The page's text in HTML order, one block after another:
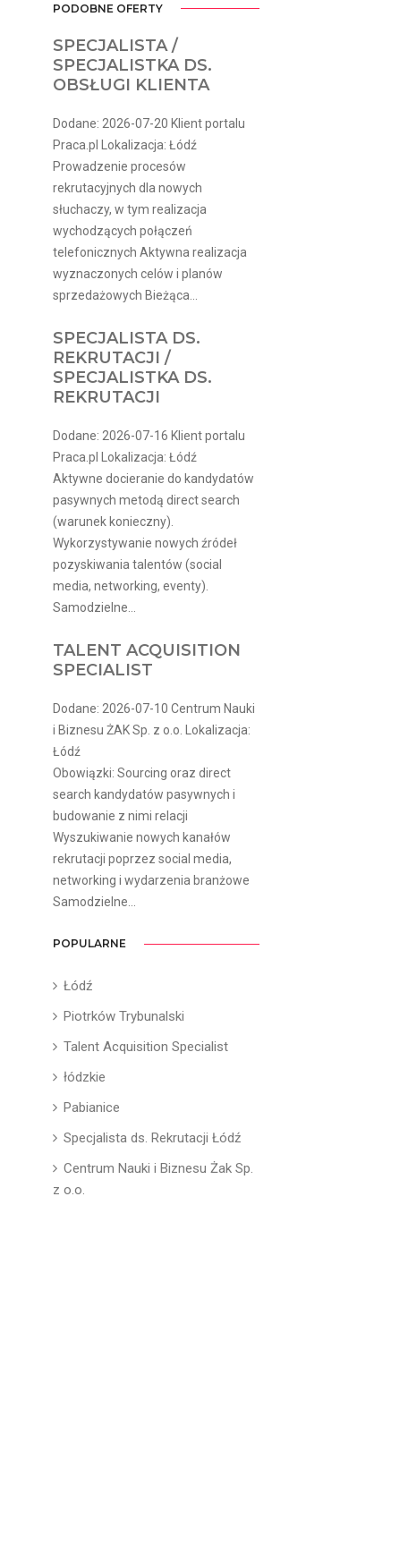
PODOBNE OFERTY
SPECJALISTA /
SPECJALISTKA DS.
OBSŁUGI KLIENTA
Dodane: 2026-07-20 Klient portalu
Praca.pl Lokalizacja: Łódź
Prowadzenie procesów
rekrutacyjnych dla nowych
słuchaczy, w tym realizacja
wychodzących połączeń
telefonicznych Aktywna realizacja
wyznaczonych celów i planów
sprzedażowych Bieżąca...
SPECJALISTA DS.
REKRUTACJI /
SPECJALISTKA DS.
REKRUTACJI
Dodane: 2026-07-16 Klient portalu
Praca.pl Lokalizacja: Łódź
Aktywne docieranie do kandydatów
pasywnych metodą direct search
(warunek konieczny).
Wykorzystywanie nowych źródeł
pozyskiwania talentów (social
media, networking, eventy).
Samodzielne...
TALENT ACQUISITION
SPECIALIST
Dodane: 2026-07-10 Centrum Nauki
i Biznesu ŻAK Sp. z o.o. Lokalizacja:
Łódź
Obowiązki: Sourcing oraz direct
search kandydatów pasywnych i
budowanie z nimi relacji
Wyszukiwanie nowych kanałów
rekrutacji poprzez social media,
networking i wydarzenia branżowe
Samodzielne...
POPULARNE
Łódź
Piotrków Trybunalski
Talent Acquisition Specialist
łódzkie
Pabianice
Specjalista ds. Rekrutacji Łódź
Centrum Nauki i Biznesu Żak Sp.
z o.o.